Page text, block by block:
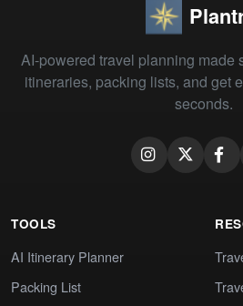
AI-powered travel planning made
itineraries, packing lists, and get
seconds.
TOOLS
AI Itinerary Planner
Packing List